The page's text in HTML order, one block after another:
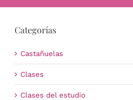
Estudio
Categorías
Castañuelas
Clases
Clases del estudio